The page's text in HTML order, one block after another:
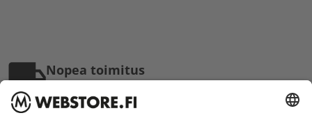
Nopea toimitus
Osaava asiakaspalvelu